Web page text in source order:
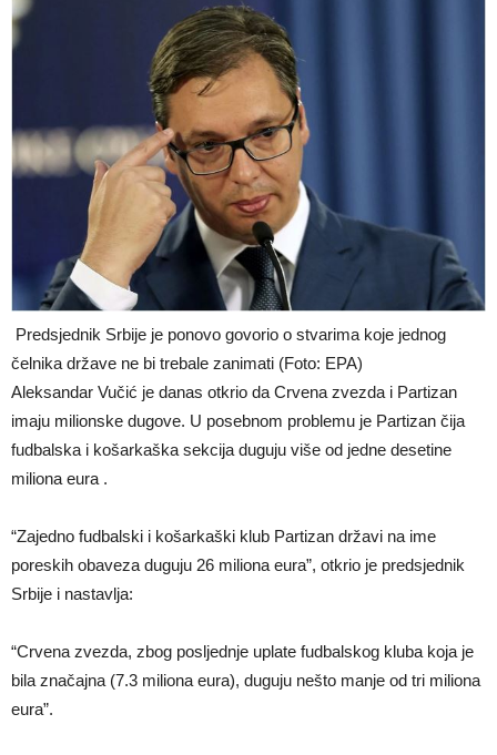
Predsjednik Srbije je ponovo govorio o stvarima koje jednog
čelnika države ne bi trebale zanimati (Foto: EPA)
Aleksandar Vučić je danas otkrio da Crvena zvezda i Partizan
imaju milionske dugove. U posebnom problemu je Partizan čija
fudbalska i košarkaška sekcija duguju više od jedne desetine
miliona eura .
“Zajedno fudbalski i košarkaški klub Partizan državi na ime
poreskih obaveza duguju 26 miliona eura”, otkrio je predsjednik
Srbije i nastavlja:
“Crvena zvezda, zbog posljednje uplate fudbalskog kluba koja je
bila značajna (7.3 miliona eura), duguju nešto manje od tri miliona
eura”.